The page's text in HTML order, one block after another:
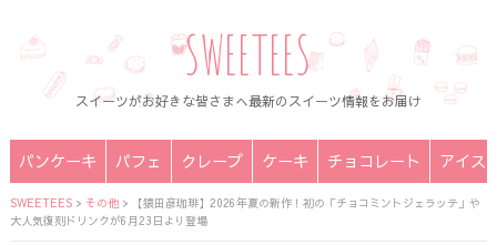
SWEETEES
スイーツがお好きな皆さまへ最新のスイーツ情報をお届け
パンケーキ パフェ クレープ ケーキ チョコレート アイス
SWEETEES> その他>
【猿田彦珈琲】2026年夏の新作！初の「チョコミントジェラッテ」や
大人気復刻ドリンクが6月23日より登場